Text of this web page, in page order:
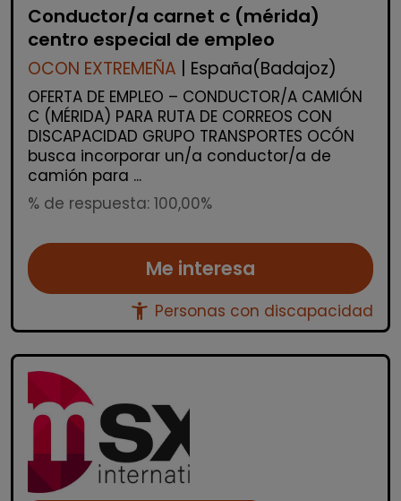
Conductor/a carnet c (mérida)
centro especial de empleo
OCON EXTREMEÑA | España(Badajoz)
OFERTA DE EMPLEO – CONDUCTOR/A CAMIÓN
C (MÉRIDA) PARA RUTA DE CORREOS CON
DISCAPACIDAD GRUPO TRANSPORTES OCÓN
busca incorporar un/a conductor/a de
camión para ...
% de respuesta: 100,00%
Me interesa
accessibility_new Personas con discapacidad